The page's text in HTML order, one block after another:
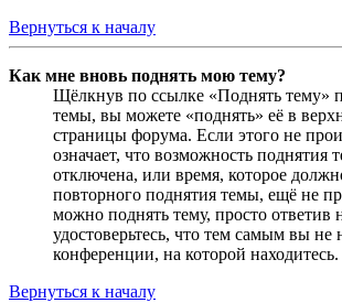
Вернуться к началу
Как мне вновь поднять мою тему?
Щёлкнув по ссылке «Поднять тему»
темы, вы можете «поднять» её в
страницы форума. Если этого не
означает, что возможность поднятия
отключена, или время, которое
повторного поднятия темы, ещё не
можно поднять тему, просто ответив
удостоверьтесь, что тем самым вы не
конференции, на которой находитесь.
Вернуться к началу